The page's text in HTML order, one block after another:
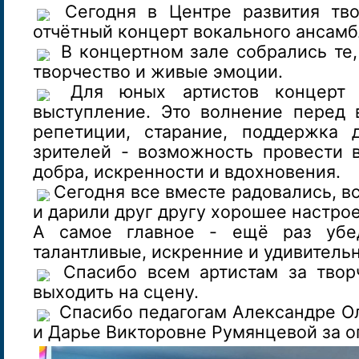
Сегодня в Центре развития
отчётный концерт вокального
В концертном зале собрались
творчество и живые эмоции.
Для юных артистов
выступление. Это волнение перед
репетиции, старание, поддержка
зрителей - возможность провести
добра, искренности и вдохновения.
Сегодня все вместе радовались,
и дарили друг другу хорошее
А самое главное - ещё раз
талантливые, искренние и
Спасибо всем артистам за
выходить на сцену.
Спасибо педагогам Александре
и Дарье Викторовне Румянцевой за